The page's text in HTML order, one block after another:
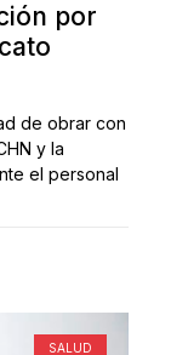
por
de obrar con
y la
el personal
SALUD